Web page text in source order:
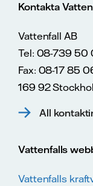
Kontakta
Vattenfall AB
Tel: 08-739 50
Fax: 08-17 85
169 92
All
Vattenfalls
Vattenfalls